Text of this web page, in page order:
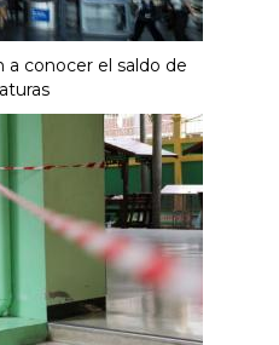
a conocer el saldo de